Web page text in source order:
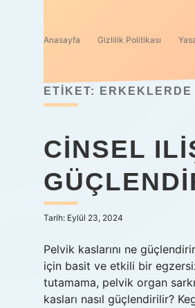
Anasayfa Gizlilik Politikası
ETIKET:
CINSEL
Tarih: Eylül 23, 2024
Pelvik kaslarını ne
için basit ve etkili bir
tutamama, pelvik organ
kasları nasıl güçlendirilir?